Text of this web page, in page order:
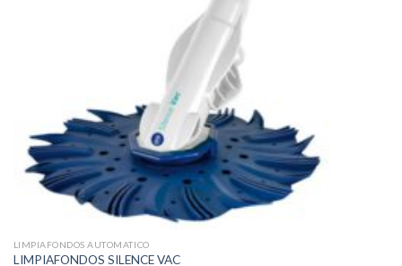
LIMPIAFONDOS AUTOMATICO
LIMPIAFONDOS SILENCE VAC